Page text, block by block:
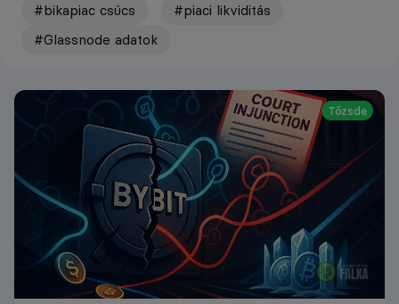
#bikapiac csúcs
#piaci likviditás
#Glassnode adatok
Tőzsde